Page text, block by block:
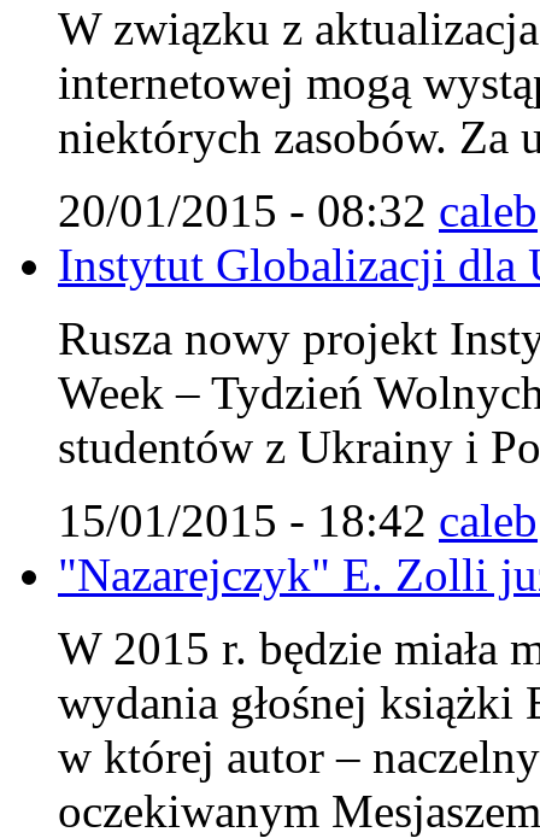
W związku z
internetowej mogą
niektórych zasobów. Za
20/01/2015 - 08:32 caleb
Instytut Globalizacji dla
Rusza nowy projekt
Week – Tydzień
studentów z Ukrainy i
15/01/2015 - 18:42 caleb
"Nazarejczyk" E. Zolli
W 2015 r. będzie miała
wydania głośnej
w której autor –
oczekiwanym